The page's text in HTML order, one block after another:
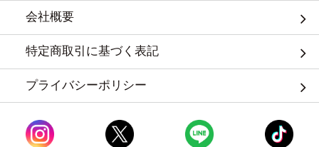
会社概要
特定商取引に基づく表記
プライバシーポリシー